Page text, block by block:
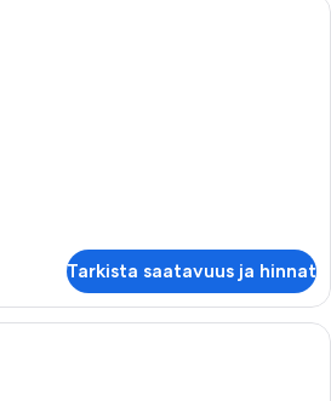
Tarkista saatavuus ja hinnat
Makuuhuone, jossa on sänky,